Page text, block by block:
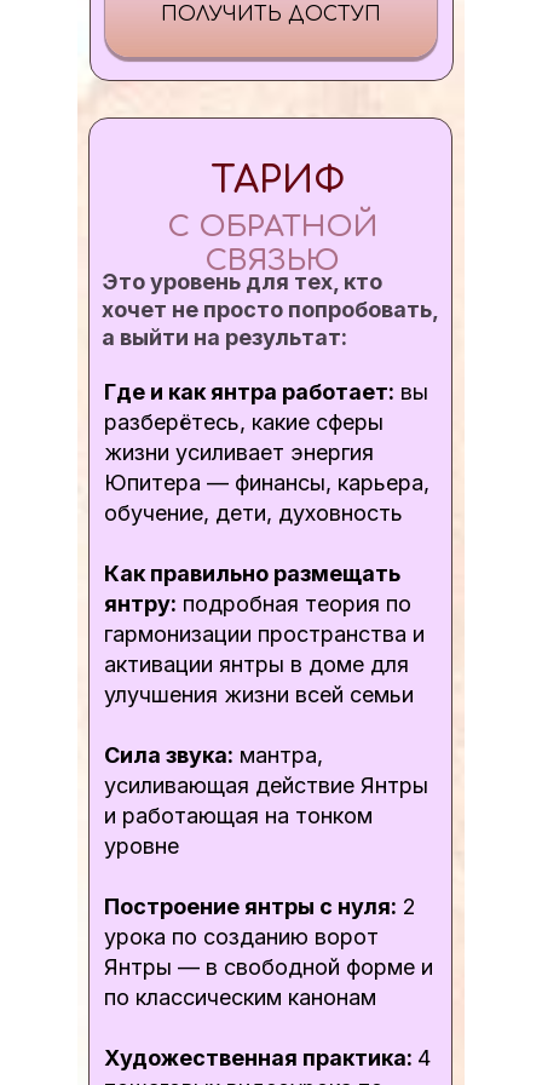
ТАРИФ
С ОБРАТНОЙ
СВЯЗЬЮ
Это уровень для тех, кто
хочет не просто попробовать,
а выйти на результат:
ПОЛУЧИТЬ ДОСТУП
Где и как янтра работает: вы
разберётесь, какие сферы
жизни усиливает энергия
Юпитера — финансы, карьера,
обучение, дети, духовность
Как правильно размещать
янтру: подробная теория по
гармонизации пространства и
активации янтры в доме для
улучшения жизни всей семьи
Сила звука: мантра,
усиливающая действие Янтры
и работающая на тонком
уровне
Построение янтры с нуля: 2
урока по созданию ворот
Янтры — в свободной форме и
по классическим канонам
Художественная практика: 4